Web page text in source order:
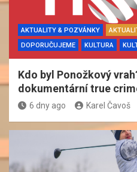
AKTUALITY & POZVÁNKY
DOPORUČUJEME
KULTURA
Kdo byl Ponožkový
dokumentární true
6 dny ago Karel Čavoš